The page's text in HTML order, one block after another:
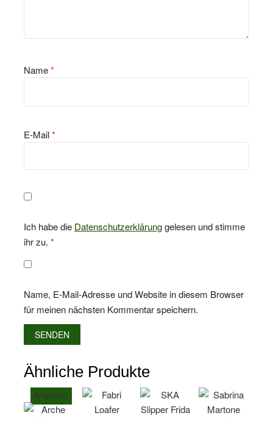
Name*
E-Mail*
Ich habe die Datenschutzerklärunggelesen und stimme
ihr zu. *
Name, E-Mail-Adresse und Website in diesem Browser
für meinen nächsten Kommentar speichern.
Ähnliche Produkte
Angebot!